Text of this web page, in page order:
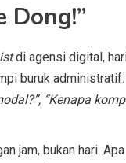
Dong!”
di agensi digital,
buruk
“Kenapa
jam, bukan hari.